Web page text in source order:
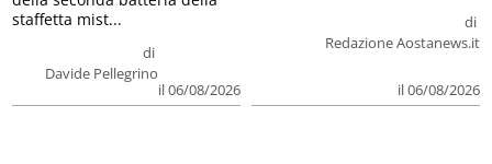
di
Davide Pellegrino
il 06/08/2026
staffetta mist...
di
Redazione Aostanews.it
il 06/08/2026